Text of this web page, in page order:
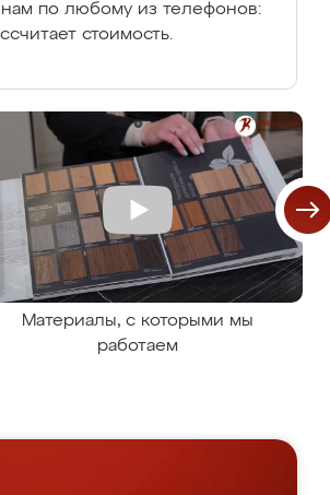
по любому из телефонов:
стоимость.
Материалы, с которыми мы
работаем